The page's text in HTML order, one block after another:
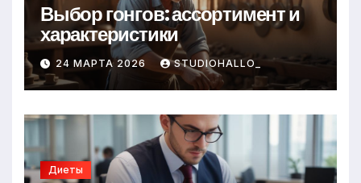
Выбор гонгов: ассортимент и
характеристики
24 МАРТА 2026 STUDIOHALLO_
Диеты